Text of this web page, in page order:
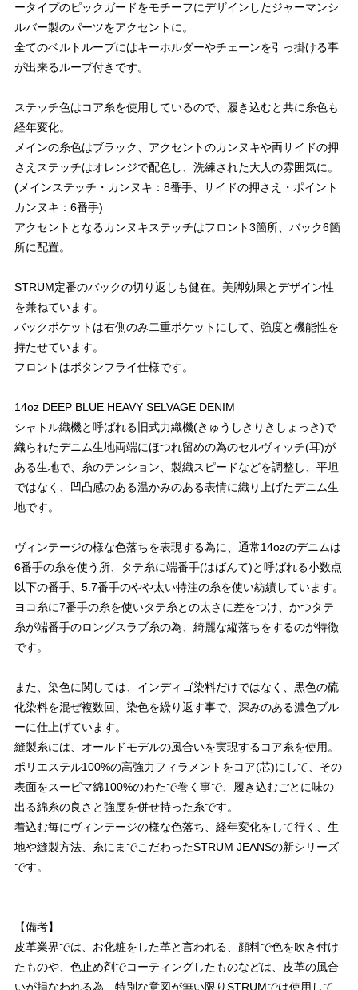
ータイプのピックガードをモチーフにデザインしたジャーマンシ
ルバー製のパーツをアクセントに。
全てのベルトループにはキーホルダーやチェーンを引っ掛ける事
が出来るループ付きです。
ステッチ色はコア糸を使用しているので、履き込むと共に糸色も
経年変化。
メインの糸色はブラック、アクセントのカンヌキや両サイドの押
さえステッチはオレンジで配色し、洗練された大人の雰囲気に。
(メインステッチ・カンヌキ：8番手、サイドの押さえ・ポイント
カンヌキ：6番手)
アクセントとなるカンヌキステッチはフロント3箇所、バック6箇
所に配置。
STRUM定番のバックの切り返しも健在。美脚効果とデザイン性
を兼ねています。
バックポケットは右側のみ二重ポケットにして、強度と機能性を
持たせています。
フロントはボタンフライ仕様です。
14oz DEEP BLUE HEAVY SELVAGE DENIM
シャトル織機と呼ばれる旧式力織機(きゅうしきりきしょっき)で
織られたデニム生地両端にほつれ留めの為のセルヴィッチ(耳)が
ある生地で、糸のテンション、製織スピードなどを調整し、平坦
ではなく、凹凸感のある温かみのある表情に織り上げたデニム生
地です。
ヴィンテージの様な色落ちを表現する為に、通常14ozのデニムは
6番手の糸を使う所、タテ糸に端番手(はばんて)と呼ばれる小数点
以下の番手、5.7番手のやや太い特注の糸を使い紡績しています。
ヨコ糸に7番手の糸を使いタテ糸との太さに差をつけ、かつタテ
糸が端番手のロングスラブ糸の為、綺麗な縦落ちをするのが特徴
です。
また、染色に関しては、インディゴ染料だけではなく、黒色の硫
化染料を混ぜ複数回、染色を繰り返す事で、深みのある濃色ブル
ーに仕上げています。
縫製糸には、オールドモデルの風合いを実現するコア糸を使用。
ポリエステル100%の高強力フィラメントをコア(芯)にして、その
表面をスーピマ綿100%のわたで巻く事で、履き込むごとに味の
出る綿糸の良さと強度を併せ持った糸です。
着込む毎にヴィンテージの様な色落ち、経年変化をして行く、生
地や縫製方法、糸にまでこだわったSTRUM JEANSの新シリーズ
です。
【備考】
皮革業界では、お化粧をした革と言われる、顔料で色を吹き付け
たものや、色止め剤でコーティングしたものなどは、皮革の風合
いが損なわれる為、特別な意図が無い限りSTRUMでは使用して